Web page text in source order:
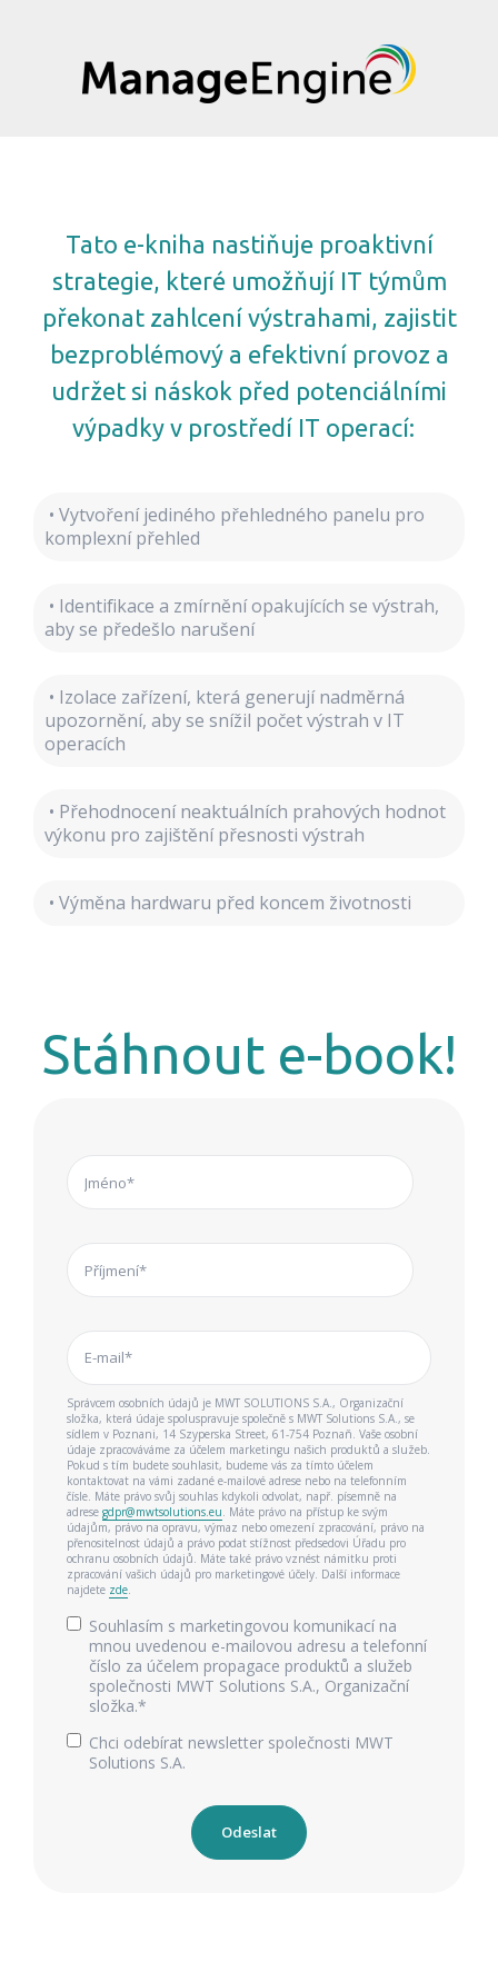
Tato e-kniha nastiňuje proaktivní
strategie, které umožňují IT týmům
překonat zahlcení výstrahami, zajistit
bezproblémový a efektivní provoz a
udržet si náskok před potenciálními
výpadky v prostředí IT operací:
• Vytvoření jediného přehledného panelu pro
komplexní přehled
• Identifikace a zmírnění opakujících se výstrah,
aby se předešlo narušení
• Izolace zařízení, která generují nadměrná
upozornění, aby se snížil počet výstrah v IT
operacích
• Přehodnocení neaktuálních prahových hodnot
výkonu pro zajištění přesnosti výstrah
• Výměna hardwaru před koncem životnosti
Stáhnout e-book!
Správcem osobních údajů je MWT SOLUTIONS S.A., Organizační
složka, která údaje spoluspravuje společně s MWT Solutions S.A., se
sídlem v Poznani, 14 Szyperska Street, 61-754 Poznaň. Vaše osobní
údaje zpracováváme za účelem marketingu našich produktů a služeb.
Pokud s tím budete souhlasit, budeme vás za tímto účelem
kontaktovat na vámi zadané e-mailové adrese nebo na telefonním
čísle. Máte právo svůj souhlas kdykoli odvolat, např. písemně na
adrese gdpr@mwtsolutions.eu . Máte právo na přístup ke svým
údajům, právo na opravu, výmaz nebo omezení zpracování, právo na
přenositelnost údajů a právo podat stížnost předsedovi Úřadu pro
ochranu osobních údajů. Máte také právo vznést námitku proti
zpracování vašich údajů pro marketingové účely. Další informace
najdete zde
Souhlasím s marketingovou komunikací na
mnou uvedenou e-mailovou adresu a telefonní
číslo za účelem propagace produktů a služeb
společnosti MWT Solutions S.A., Organizační
složka.*
Chci odebírat newsletter společnosti MWT
Solutions S.A.